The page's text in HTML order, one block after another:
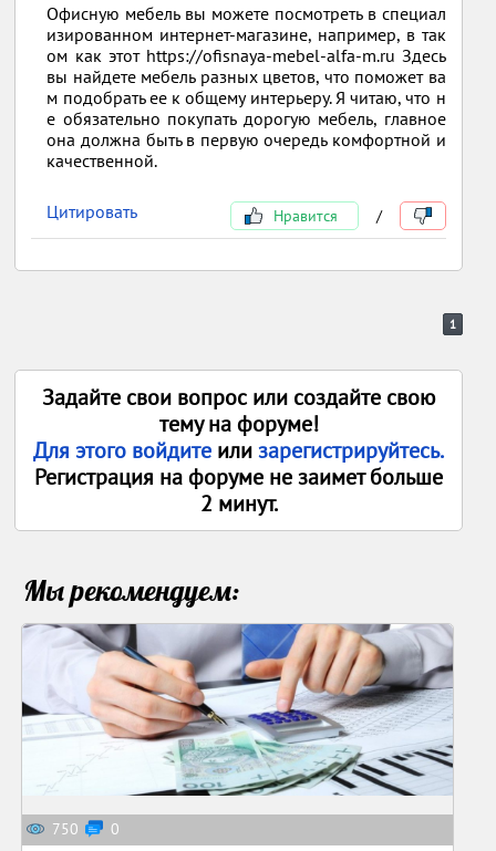
Офисную мебель вы можете посмотреть в специал
изированном интернет-магазине, например, в так
ом как этот https://ofisnaya-mebel-alfa-m.ru Здесь
вы найдете мебель разных цветов, что поможет ва
м подобрать ее к общему интерьеру. Я читаю, что н
е обязательно покупать дорогую мебель, главное
она должна быть в первую очередь комфортной и
качественной.
Цитировать Нравится /
1
Задайте свои вопрос или создайте свою
тему на форуме!
Для этого войдите илизарегистрируйтесь.
Регистрация на форуме не заимет больше
2 минут.
Мы рекомендуем:
750 0